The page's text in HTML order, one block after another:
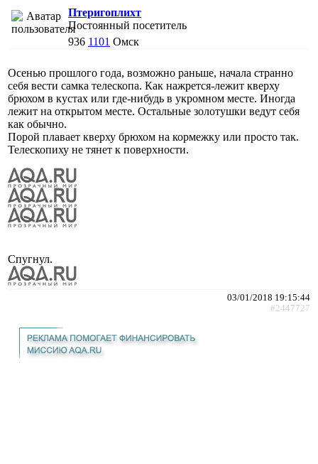
Птеригоплихт
Постоянный посетитель
936 1101 Омск
Осенью прошлого года, возможно раньше, начала странно
себя вести самка телескопа. Как нажрется-лежит кверху
брюхом в кустах или где-нибудь в укромном месте. Иногда
лежит на открытом месте. Остальные золотушки ведут себя
как обычно.
Порой плавает кверху брюхом на кормежку или просто так.
Телескопиху не тянет к поверхности.
Спугнул.
03/01/2018 19:15:44
#2447727